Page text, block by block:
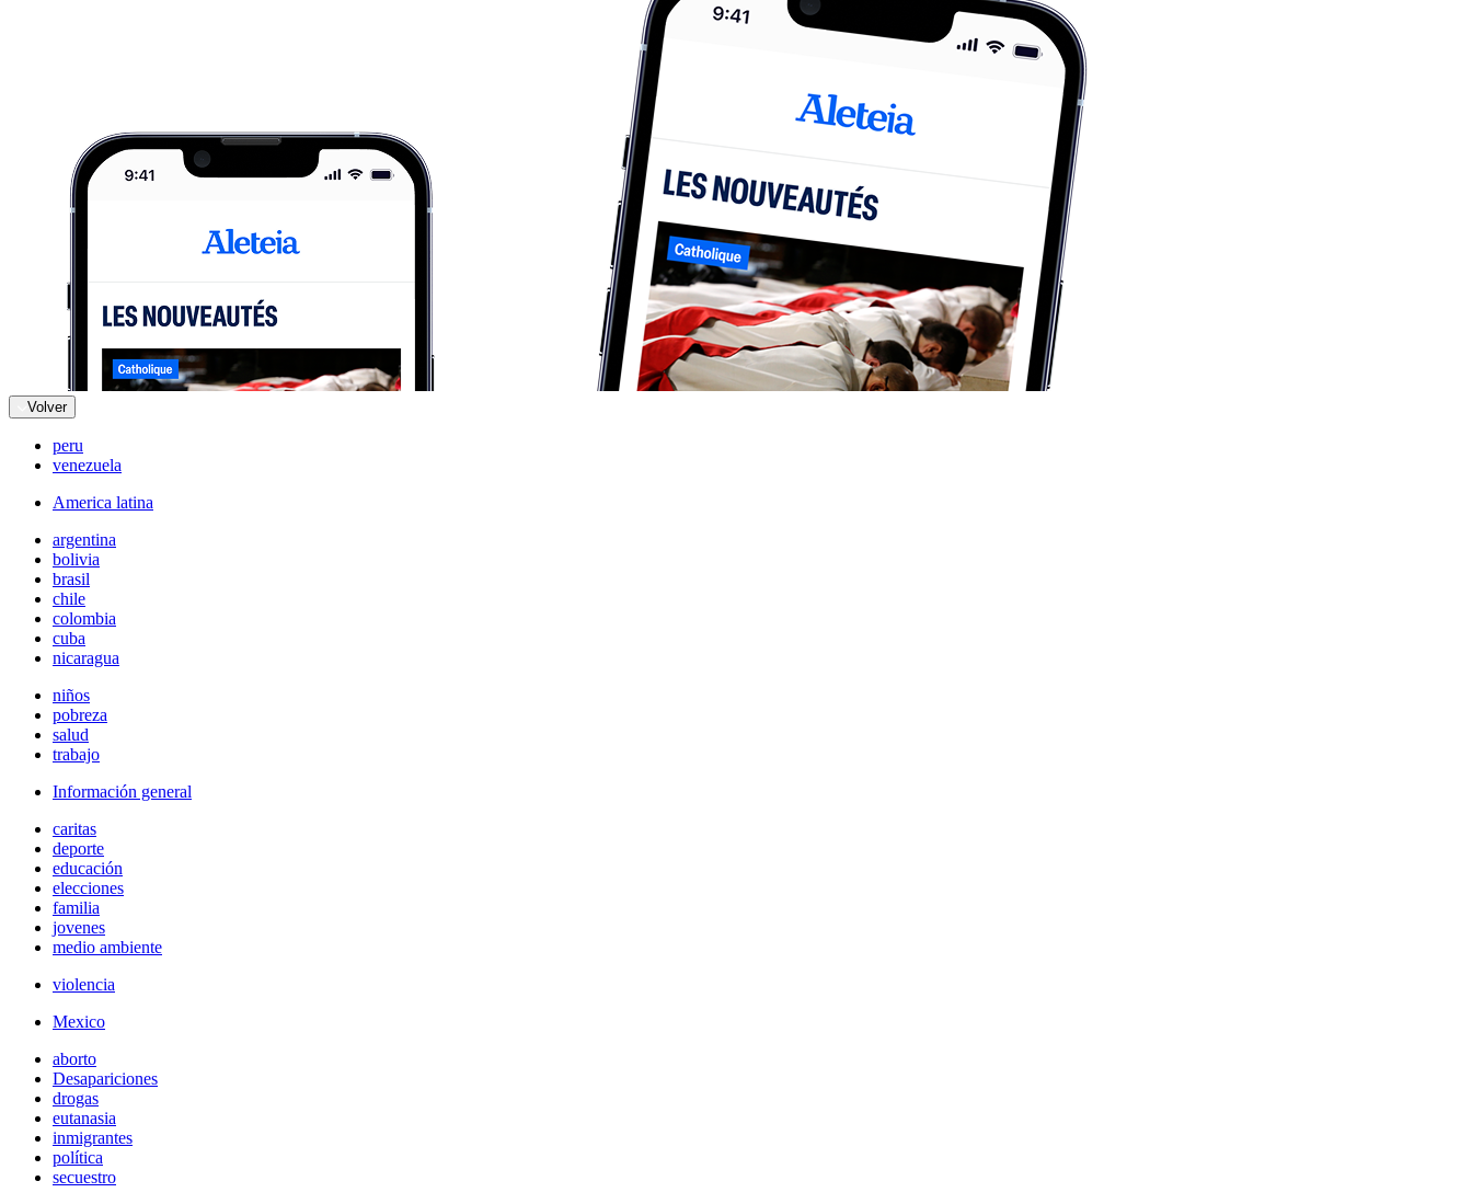
Volver
peru
venezuela
America latina
argentina
bolivia
brasil
chile
colombia
cuba
nicaragua
niños
pobreza
salud
trabajo
Información general
caritas
deporte
educación
elecciones
familia
jovenes
medio ambiente
violencia
Mexico
aborto
Desapariciones
drogas
eutanasia
inmigrantes
política
secuestro